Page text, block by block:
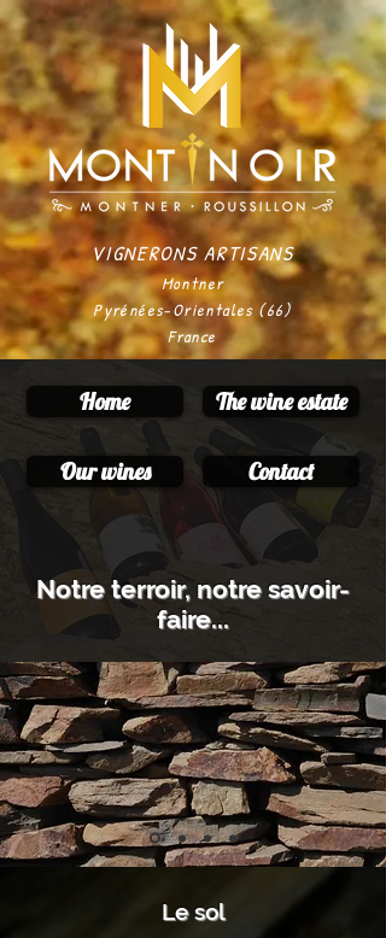
VIGNERONS ARTISANS
Montner
Pyrénées-Orientales (66)
France
Home
Our wines
The wine estate
Contact
Notre terroir, notre savoir-
faire...
Le sol